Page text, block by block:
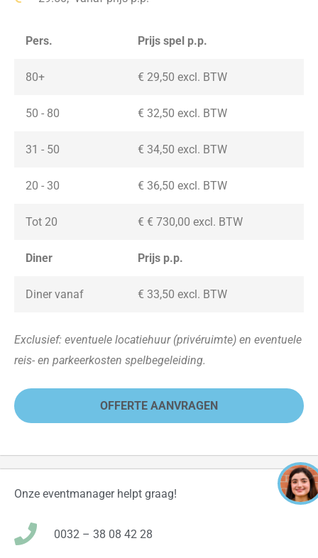
Pers. Prijs spel p.p.
80+ € 29,50 excl. BTW
50 - 80 € 32,50 excl. BTW
31 - 50 € 34,50 excl. BTW
20 - 30 € 36,50 excl. BTW
Tot 20 € € 730,00 excl. BTW
Diner Prijs p.p.
Diner vanaf € 33,50 excl. BTW
Exclusief: eventuele locatiehuur (privéruimte) en eventuele
reis- en parkeerkosten spelbegeleiding.
OFFERTE AANVRAGEN
Onze eventmanager helpt graag!
0032 – 38 08 42 28